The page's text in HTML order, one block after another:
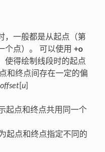
，一般都是从起点（第
个点）。 可以使用 +o
使得绘制线段时的起点
和终点间存在一定的偏
offset[ u]
起点和终点共用同一个
起点和终点指定不同的